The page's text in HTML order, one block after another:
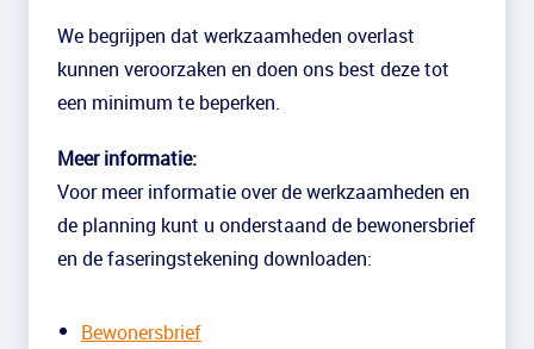
We begrijpen dat werkzaamheden overlast
kunnen veroorzaken en doen ons best deze tot
een minimum te beperken.
Meer informatie:
Voor meer informatie over de werkzaamheden en
de planning kunt u onderstaand de bewonersbrief
en de faseringstekening downloaden:
Bewonersbrief